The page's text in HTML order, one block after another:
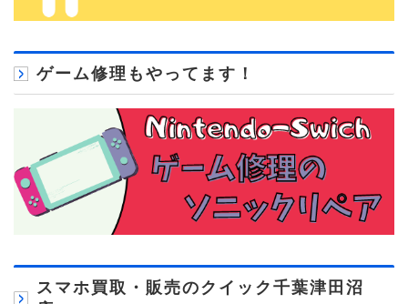
ゲーム修理もやってます！
スマホ買取・販売のクイック千葉津田沼